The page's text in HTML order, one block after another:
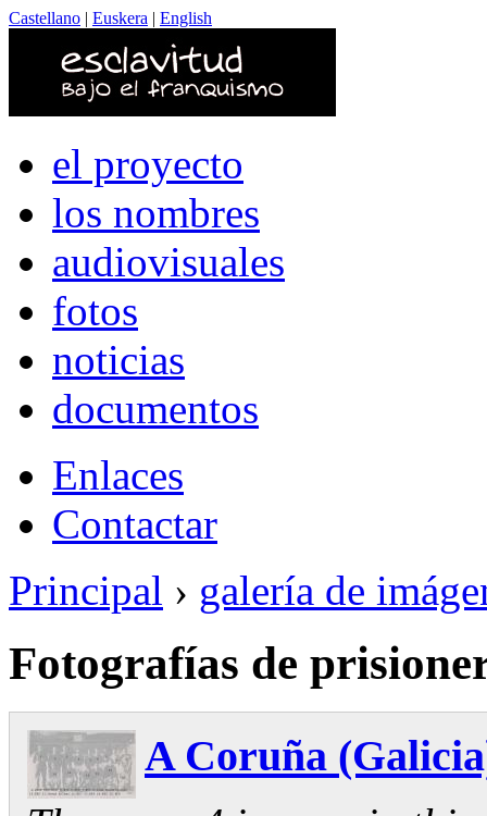
Castellano | Euskera | English
el proyecto
los nombres
audiovisuales
fotos
noticias
documentos
Enlaces
Contactar
Principal › galería de
Fotografías de
A Coruña